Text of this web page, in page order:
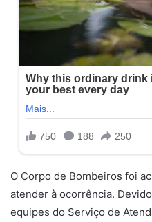
O Corpo de Bombeiros foi
atender à ocorrência.
equipes do Serviço de